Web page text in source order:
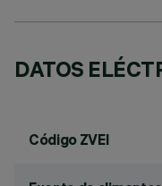
DATOS
Código ZVEI